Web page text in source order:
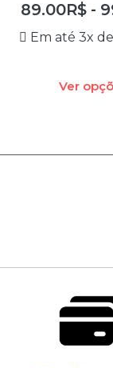
89.00R$ -
Em até 3x de
Ver